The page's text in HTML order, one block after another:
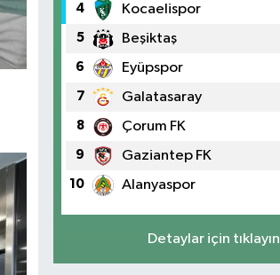
4 Kocaelispor
5 Beşiktaş
6 Eyüpspor
7 Galatasaray
8 Çorum FK
9 Gaziantep FK
10 Alanyaspor
Detaylar için tıklayın